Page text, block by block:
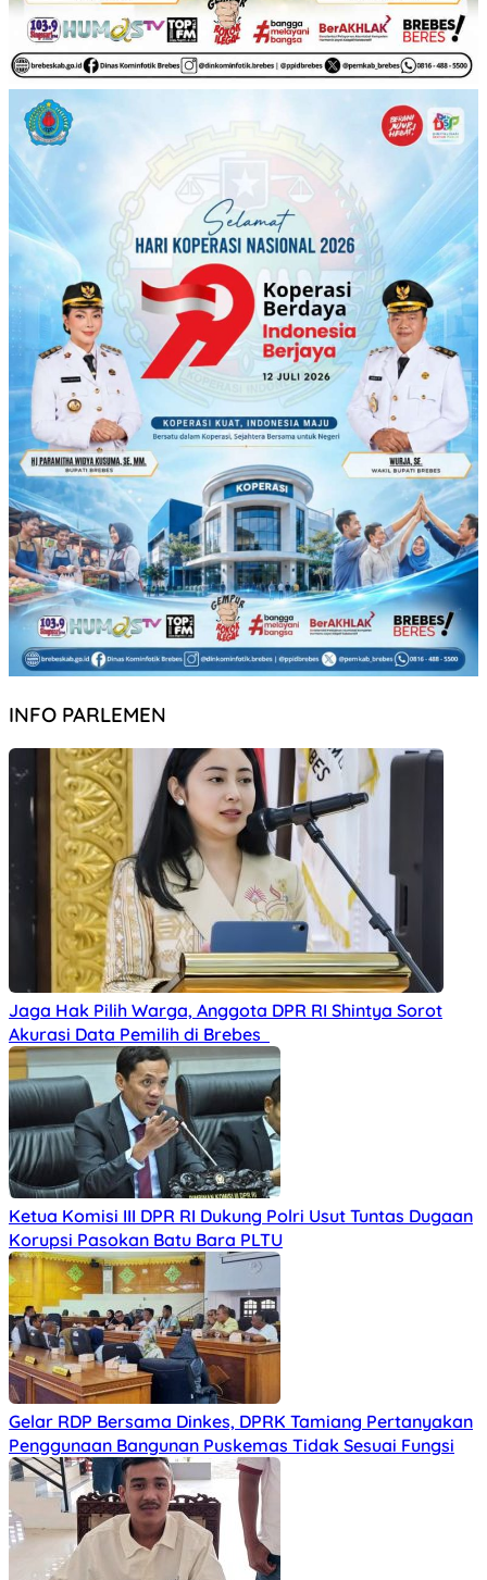
INFO PARLEMEN
Jaga Hak Pilih Warga, Anggota DPR RI Shintya Sorot
Akurasi Data Pemilih di Brebes
Ketua Komisi III DPR RI Dukung Polri Usut Tuntas Dugaan
Korupsi Pasokan Batu Bara PLTU
Gelar RDP Bersama Dinkes, DPRK Tamiang Pertanyakan
Penggunaan Bangunan Puskemas Tidak Sesuai Fungsi